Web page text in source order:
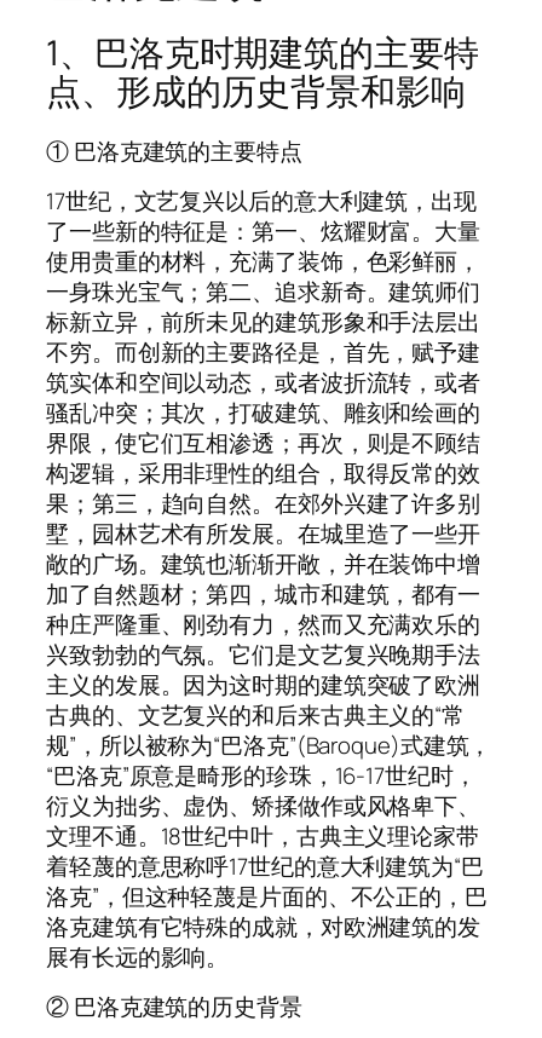
1、巴洛克时期建筑的主要特
点、形成的历史背景和影响
① 巴洛克建筑的主要特点
17世纪，文艺复兴以后的意大利建筑，出现
了一些新的特征是：第一、炫耀财富。大量
使用贵重的材料，充满了装饰，色彩鲜丽，
一身珠光宝气；第二、追求新奇。建筑师们
标新立异，前所未见的建筑形象和手法层出
不穷。而创新的主要路径是，首先，赋予建
筑实体和空间以动态，或者波折流转，或者
骚乱冲突；其次，打破建筑、雕刻和绘画的
界限，使它们互相渗透；再次，则是不顾结
构逻辑，采用非理性的组合，取得反常的效
果；第三，趋向自然。在郊外兴建了许多别
墅，园林艺术有所发展。在城里造了一些开
敞的广场。建筑也渐渐开敞，并在装饰中增
加了自然题材；第四，城市和建筑，都有一
种庄严隆重、刚劲有力，然而又充满欢乐的
兴致勃勃的气氛。它们是文艺复兴晚期手法
主义的发展。因为这时期的建筑突破了欧洲
古典的、文艺复兴的和后来古典主义的“常
规”，所以被称为“巴洛克”(Baroque)式建筑，
“巴洛克”原意是畸形的珍珠，16-17世纪时，
衍义为拙劣、虚伪、矫揉做作或风格卑下、
文理不通。18世纪中叶，古典主义理论家带
着轻蔑的意思称呼17世纪的意大利建筑为“巴
洛克”，但这种轻蔑是片面的、不公正的，巴
洛克建筑有它特殊的成就，对欧洲建筑的发
展有长远的影响。
② 巴洛克建筑的历史背景